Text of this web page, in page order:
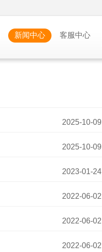
新闻中心 客服中心
2025-10-09
2025-10-09
2023-01-24
2022-06-02
2022-06-02
2022-06-02